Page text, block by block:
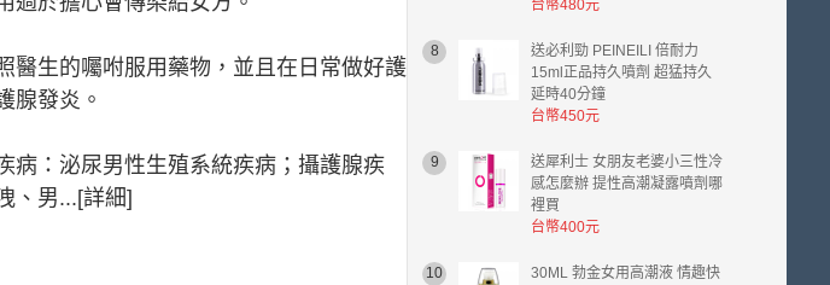
醫生的囑咐服用藥物，並且在日常做好護
腺發炎。
病：泌尿男性生殖系統疾病；攝護腺疾
、男...[詳細]
台幣480元
8
送必利勁 PEINEILI 倍耐力
15ml正品持久噴劑 超猛持久
延時40分鐘
台幣450元
9
送犀利士 女朋友老婆小三性冷
感怎麼辦 提性高潮凝露噴劑哪
裡買
台幣400元
10
30ML 勃金女用高潮液 情趣快